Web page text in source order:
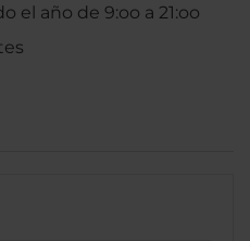
el año de 9:oo a 21:oo